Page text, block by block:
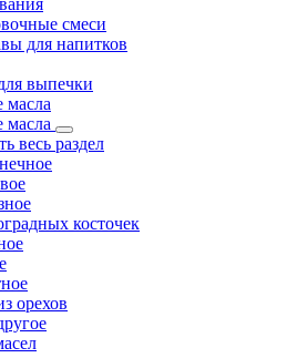
смеси
для напитков
выпечки
масла
масла
весь раздел
косточек
орехов